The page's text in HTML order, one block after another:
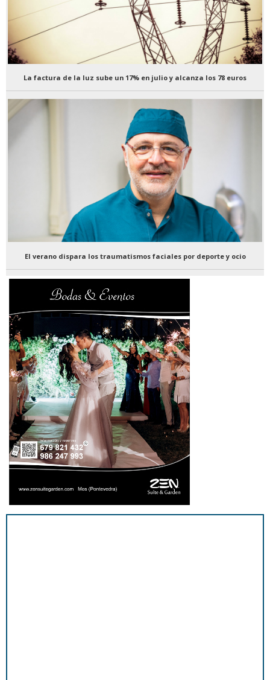
La factura de la luz sube un 17% en julio y alcanza los 78 euros
El verano dispara los traumatismos faciales por deporte y ocio